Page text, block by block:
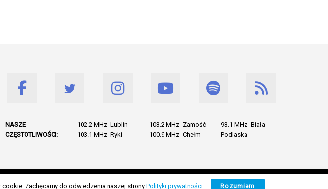
NASZE
CZĘSTOTLIWOŚCI:
102.2 MHz -Lublin
103.1 MHz -Ryki
103.2 MHz -Zamość
100.9 MHz -Chełm
93.1 MHz -Biała
Podlaska
Radio Lublin S.A. w likwidacji
Zachęcamy do odwiedzenia naszej strony Polityki prywatności. Rozumiem